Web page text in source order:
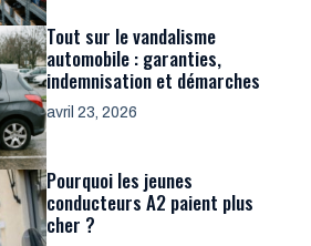
Tout sur le vandalisme
automobile : garanties,
indemnisation et démarches
avril 23, 2026
Pourquoi les jeunes
conducteurs A2 paient plus
cher ?